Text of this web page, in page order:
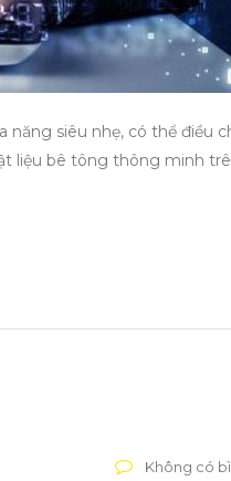
siêu nhẹ, có thể điều
liệu bê tông thông minh
Không có